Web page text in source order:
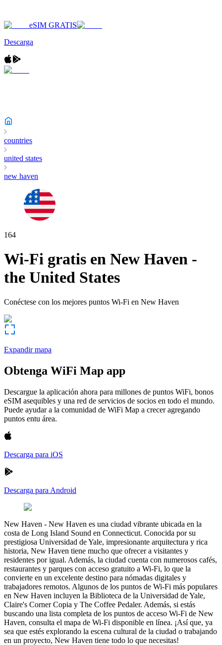
eSIM GRATIS
Descarga
countries
united states
new haven
164
Wi-Fi gratis en New Haven -
the United States
Conéctese con los mejores puntos Wi-Fi en New Haven
Expandir mapa
Obtenga WiFi Map app
Descargue la aplicación ahora para millones de puntos WiFi, bonos
eSIM asequibles y una red de servicios de socios en todo el mundo.
Puede ayudar a la comunidad de WiFi Map a crecer agregando
puntos entu área.
Descarga para iOS
Descarga para Android
New Haven - New Haven es una ciudad vibrante ubicada en la
costa de Long Island Sound en Connecticut. Conocida por su
prestigiosa Universidad de Yale, impresionante arquitectura y rica
historia, New Haven tiene mucho que ofrecer a visitantes y
residentes por igual. Además, la ciudad cuenta con numerosos cafés,
restaurantes y parques con acceso gratuito a Wi-Fi, lo que la
convierte en un excelente destino para nómadas digitales y
trabajadores remotos. Algunos de los puntos de Wi-Fi más populares
en New Haven incluyen la Biblioteca de la Universidad de Yale,
Claire's Corner Copia y The Coffee Pedaler. Además, si estás
buscando una lista completa de los puntos de acceso Wi-Fi de New
Haven, consulta el mapa de Wi-Fi disponible en línea. ¡Así que, ya
sea que estés explorando la escena cultural de la ciudad o trabajando
en un proyecto, New Haven tiene todo lo que necesitas!